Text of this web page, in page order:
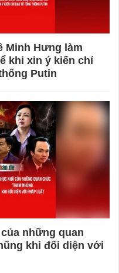
Minh Hưng làm
khi xin ý kiến chỉ
Putin
những quan
khi đối diện với